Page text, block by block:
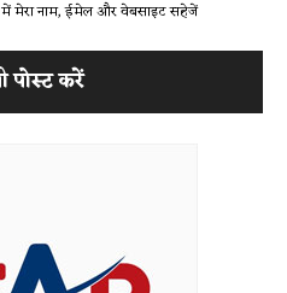
में मेरा नाम, ईमेल और वेबसाइट सहेजें